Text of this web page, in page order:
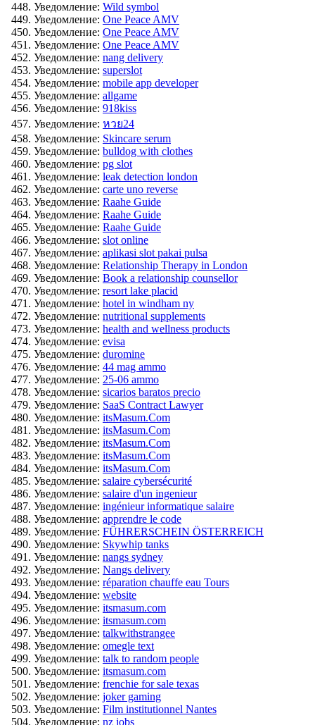
Уведомление: Wild symbol
Уведомление: One Peace AMV
Уведомление: One Peace AMV
Уведомление: One Peace AMV
Уведомление: nang delivery
Уведомление: superslot
Уведомление: mobile app developer
Уведомление: allgame
Уведомление: 918kiss
Уведомление: หวย24
Уведомление: Skincare serum
Уведомление: bulldog with clothes
Уведомление: pg slot
Уведомление: leak detection london
Уведомление: carte uno reverse
Уведомление: Raahe Guide
Уведомление: Raahe Guide
Уведомление: Raahe Guide
Уведомление: slot online
Уведомление: aplikasi slot pakai pulsa
Уведомление: Relationship Therapy in London
Уведомление: Book a relationship counsellor
Уведомление: resort lake placid
Уведомление: hotel in windham ny
Уведомление: nutritional supplements
Уведомление: health and wellness products
Уведомление: evisa
Уведомление: duromine
Уведомление: 44 mag ammo
Уведомление: 25-06 ammo
Уведомление: sicarios baratos precio
Уведомление: SaaS Contract Lawyer
Уведомление: itsMasum.Com
Уведомление: itsMasum.Com
Уведомление: itsMasum.Com
Уведомление: itsMasum.Com
Уведомление: itsMasum.Com
Уведомление: salaire cybersécurité
Уведомление: salaire d'un ingenieur
Уведомление: ingénieur informatique salaire
Уведомление: apprendre le code
Уведомление: FÜHRERSCHEIN ÖSTERREICH
Уведомление: Skywhip tanks
Уведомление: nangs sydney
Уведомление: Nangs delivery
Уведомление: réparation chauffe eau Tours
Уведомление: website
Уведомление: itsmasum.com
Уведомление: itsmasum.com
Уведомление: talkwithstrangee
Уведомление: omegle text
Уведомление: talk to random people
Уведомление: itsmasum.com
Уведомление: frenchie for sale texas
Уведомление: joker gaming
Уведомление: Film institutionnel Nantes
Уведомление: nz jobs